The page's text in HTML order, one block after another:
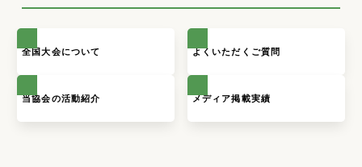
全国大会について よくいただくご質問
当協会の活動紹介 メディア掲載実績